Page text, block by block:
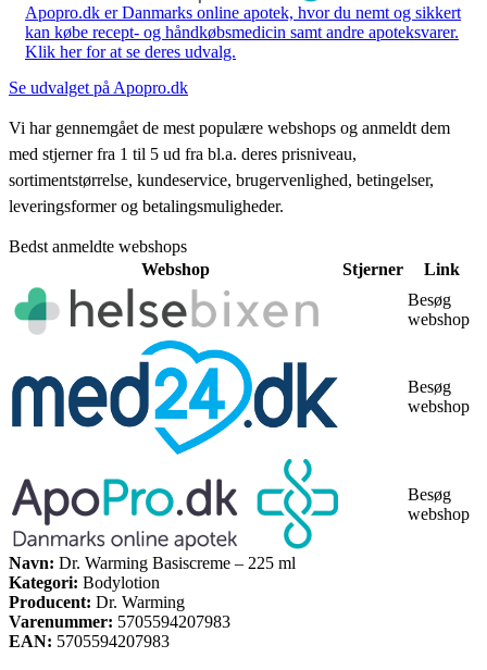
Apopro.dk er Danmarks online apotek, hvor du nemt og sikkert
kan købe recept- og håndkøbsmedicin samt andre apoteksvarer.
Klik her for at se deres udvalg.
Se udvalget på Apopro.dk
Vi har gennemgået de mest populære webshops og anmeldt dem
med stjerner fra 1 til 5 ud fra bl.a. deres prisniveau,
sortimentstørrelse, kundeservice, brugervenlighed, betingelser,
leveringsformer og betalingsmuligheder.
Bedst anmeldte webshops
Webshop
Stjerner
Link
Besøg
webshop
Besøg
webshop
Besøg
webshop
Navn: Dr. Warming Basiscreme – 225 ml
Kategori: Bodylotion
Producent: Dr. Warming
Varenummer: 5705594207983
EAN: 5705594207983